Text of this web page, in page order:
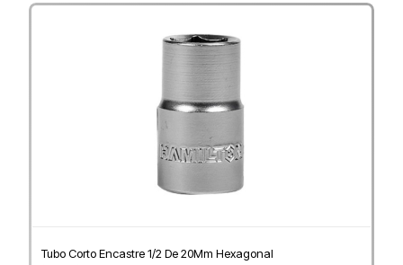
Tubo Corto Encastre 1/2 De 20Mm Hexagonal